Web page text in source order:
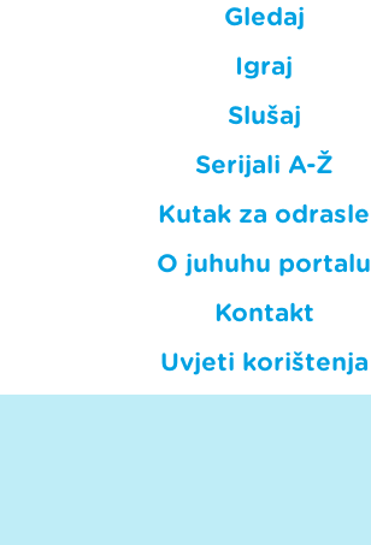
Gledaj
Igraj
Slušaj
Serijali A-Ž
Kutak za odrasle
O juhuhu portalu
Kontakt
Uvjeti korištenja